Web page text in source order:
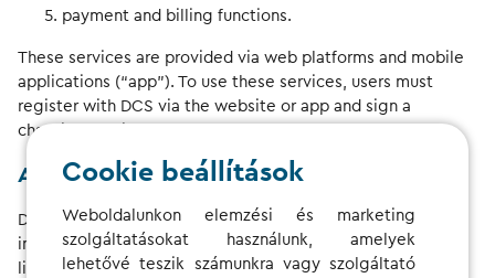
payment and billing functions.
These services are provided via web platforms and mobile
applications (“app”). To use these services, users must
register with DCS via the website or app and sign a
charging service contract.
Accessibility and usability of the services
DCS has designed its services to be accessible and
inclusive, so they can also be used by drivers with
limitations and disabilities.
Cookie beállítások
Weboldalunkon elemzési és marketing
szolgáltatásokat használunk, amelyek
lehetővé teszik számunkra vagy szolgáltató